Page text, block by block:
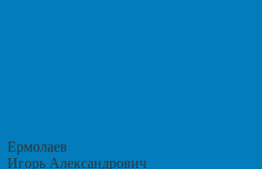
Ермолаев
Игорь Александрович